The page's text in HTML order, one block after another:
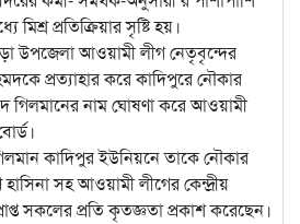
মিশ্র প্রতিক্রিয়ার সৃষ্টি হয়।
উপজেলা আওয়ামী লীগ নেতৃবৃন্দের
প্রত্যাহার করে কাদিপুরে নৌকার
গিলমানের নাম ঘোষণা করে আওয়ামী
কাদিপুর ইউনিয়নে তাকে নৌকার
হাসিনা সহ আওয়ামী লীগের কেন্দ্রীয়
সকলের প্রতি কৃতজ্ঞতা প্রকাশ করেছেন।